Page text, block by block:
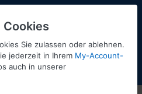
Shopaktualisierung
Sie zulassen oder ablehnen.
jederzeit in Ihrem My-Account-
auch in unserer